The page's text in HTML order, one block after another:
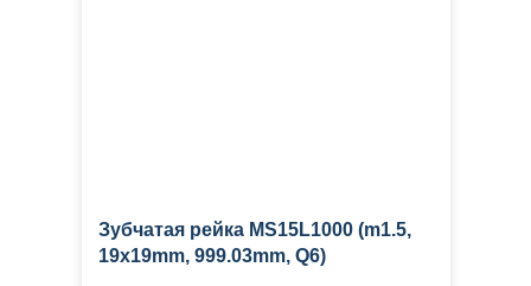
Зубчатая рейка MS15L1000 (m1.5,
19x19mm, 999.03mm, Q6)